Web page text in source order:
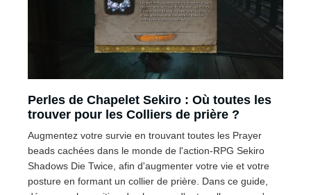
Perles de Chapelet Sekiro : Où toutes les
trouver pour les Colliers de prière ?
Augmentez votre survie en trouvant toutes les Prayer
beads cachées dans le monde de l'action-RPG Sekiro
Shadows Die Twice, afin d'augmenter votre vie et votre
posture en formant un collier de prière. Dans ce guide,